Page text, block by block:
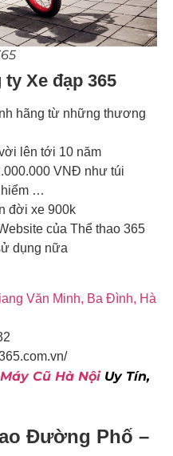
Xe đạp 365
hãng từ những thương
lên tới 10 năm
VNĐ như túi
hiểm …
đời xe 900k
của Thể thao 365
dụng nữa
Văn Minh, Ba Đình, Hà
Cũ Hà NộiUy Tín,
Đường Phố –